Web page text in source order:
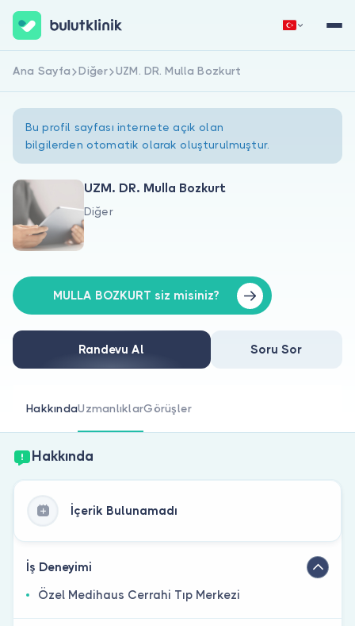
Hakkımızda
Doktorlar için
Doktor musunuz?
Hemen Kaydol Giriş Yap
Ana Sayfa Diğer UZM. DR. Mulla Bozkurt
Bu profil sayfası internete açık olan
bilgilerden otomatik olarak oluşturulmuştur.
UZM. DR. Mulla Bozkurt
Diğer
MULLA BOZKURT siz misiniz?
Randevu Al Soru Sor
HakkındaUzmanlıklarGörüşler
Hakkında
İçerik Bulunamadı
İş Deneyimi
Özel Medihaus Cerrahi Tıp Merkezi